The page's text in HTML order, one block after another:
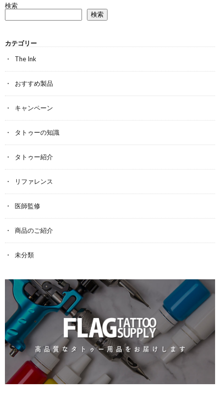
検索
検索
カテゴリー
The Ink
おすすめ製品
キャンペーン
タトゥーの知識
タトゥー紹介
リファレンス
医師監修
商品のご紹介
未分類